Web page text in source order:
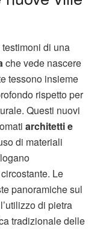
di una
che vede nascere
tessono insieme
rispetto per
Questi nuovi
architetti e
di materiali
Le
panoramiche sul
di pietra
tradizionale delle